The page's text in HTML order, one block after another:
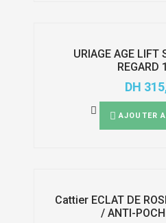
URIAGE AGE LIFT
REGARD
DH
AJOUTER
Cattier ECLAT DE
/ ANTI-